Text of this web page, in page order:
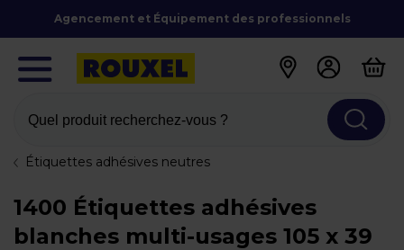
Agencement et Équipement des professionnels
Quel produit recherchez-vous ?
Étiquettes adhésives neutres
1400 Étiquettes adhésives
blanches multi-usages 105 x 39